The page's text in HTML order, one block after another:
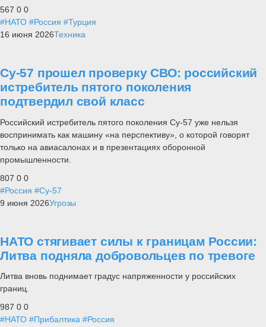
567 0 0
#НАТО #Россия #Турция
16 июня 2026Техника
Су-57 прошел проверку СВО: российский
истребитель пятого поколения
подтвердил свой класс
Российский истребитель пятого поколения Су-57 уже нельзя
воспринимать как машину «на перспективу», о которой говорят
только на авиасалонах и в презентациях оборонной
промышленности.
807 0 0
#Россия #Су-57
9 июня 2026Угрозы
НАТО стягивает силы к границам России:
Литва подняла добровольцев по тревоге
Литва вновь поднимает градус напряженности у российских
границ.
987 0 0
#НАТО #Прибалтика #Россия